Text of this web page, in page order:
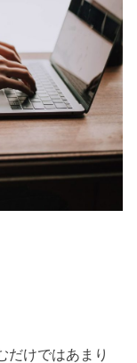
だけではあまり